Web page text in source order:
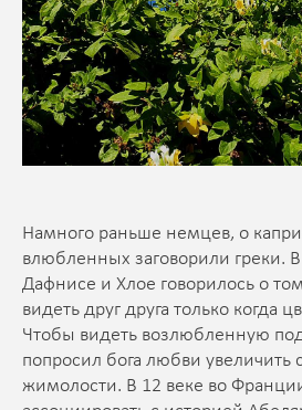
Намного раньше немцев, о
влюбленных заговорили греки.
Дафнисе и Хлое говорилось о
видеть друг друга только когда
Чтобы видеть возлюбленную
попросил бога любви увеличить
жимолости. В 12 веке во